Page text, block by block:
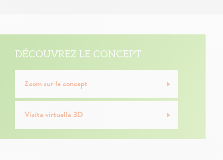
DÉCOUVREZ LE CONCEPT
Zoom sur le concept
Visite virtuelle 3D